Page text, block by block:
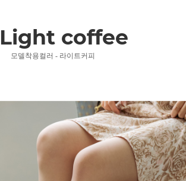
Light coffee
모델착용컬러 - 라이트커피